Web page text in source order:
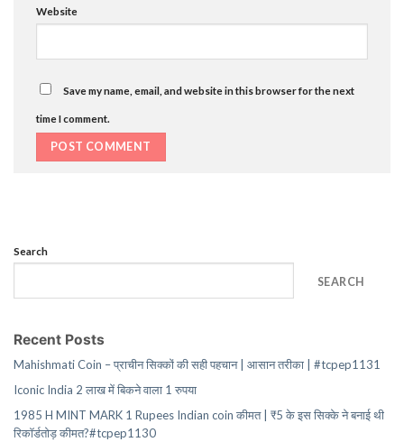
Website
Save my name, email, and website in this browser for the next
time I comment.
Search
SEARCH
Recent Posts
Mahishmati Coin – प्राचीन सिक्कों की सही पहचान | आसान तरीका | #tcpep1131
Iconic India 2 लाख में बिकने वाला 1 रुपया
1985 H MINT MARK 1 Rupees Indian coin कीमत | ₹5 के इस सिक्के ने बनाई थी
रिकॉर्डतोड़ कीमत?#tcpep1130